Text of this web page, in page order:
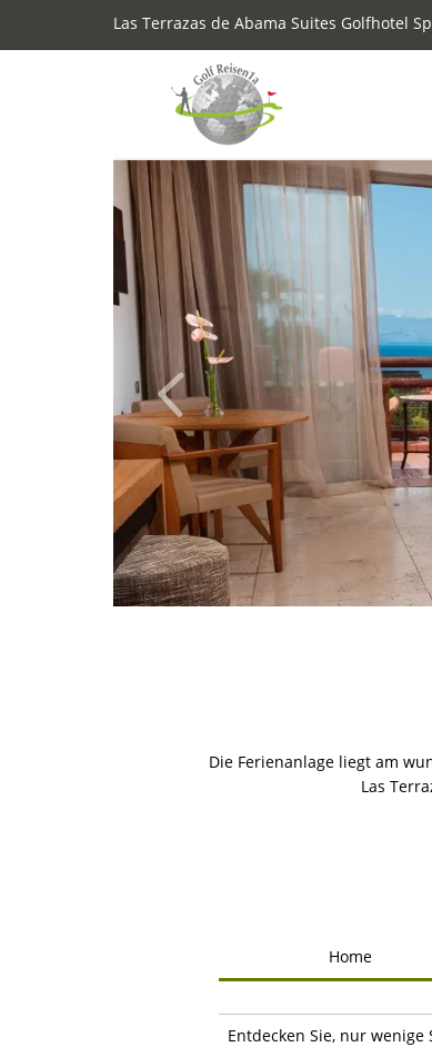
Las Terrazas de Abama Suites Golfhotel
Previous
Die Ferienanlage liegt am
Las
Home
Entdecken Sie, nur